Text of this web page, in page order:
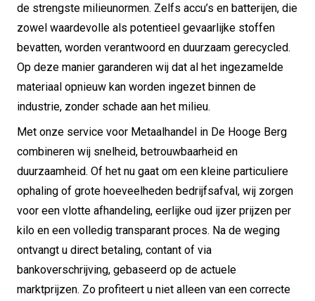
de strengste milieunormen. Zelfs accu’s en batterijen, die
zowel waardevolle als potentieel gevaarlijke stoffen
bevatten, worden verantwoord en duurzaam gerecycled.
Op deze manier garanderen wij dat al het ingezamelde
materiaal opnieuw kan worden ingezet binnen de
industrie, zonder schade aan het milieu.
Met onze service voor Metaalhandel in De Hooge Berg
combineren wij snelheid, betrouwbaarheid en
duurzaamheid. Of het nu gaat om een kleine particuliere
ophaling of grote hoeveelheden bedrijfsafval, wij zorgen
voor een vlotte afhandeling, eerlijke oud ijzer prijzen per
kilo en een volledig transparant proces. Na de weging
ontvangt u direct betaling, contant of via
bankoverschrijving, gebaseerd op de actuele
marktprijzen. Zo profiteert u niet alleen van een correcte